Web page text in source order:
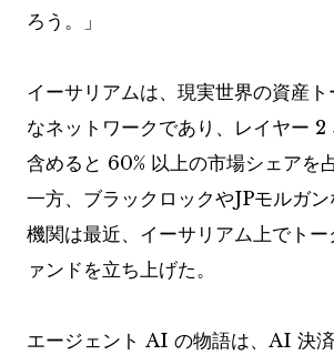
ろう。」
イーサリアムは、現実世界の資産
なネットワークであり、レイヤー 2
含めると 60% 以上の市場シェアを
一方、ブラックロックやJPモルガ
機関は最近、イーサリアム上でトー
ァンドを立ち上げた。
エージェント AI の物語は、AI 決